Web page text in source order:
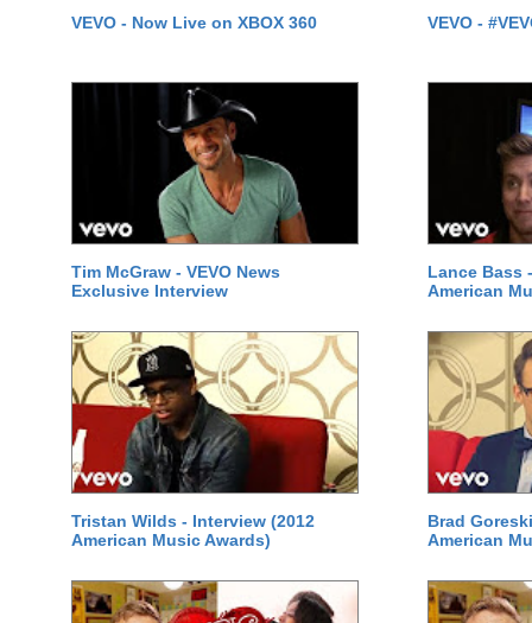
VEVO - Now Live on XBOX 360 VEVO -
Tim McGraw - VEVO News
Exclusive Interview
Lance Bass
American
Tristan Wilds - Interview (2012
American Music Awards)
Brad
American